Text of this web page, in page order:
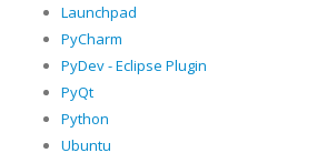
Launchpad
PyCharm
PyDev - Eclipse Plugin
PyQt
Python
Ubuntu